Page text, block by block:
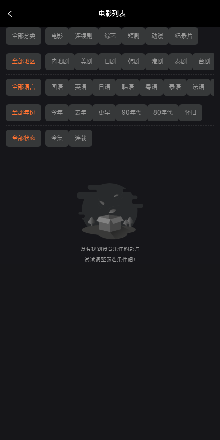
电影列表
电影列表
全部分类 电影 连续剧 综艺 短剧 动漫 纪录片
全部地区 内地剧 美剧 日剧 韩剧 港剧 泰剧 台剧
全部语言 国语 英语 日语 韩语 粤语 泰语 法语
全部年份 今年 去年 更早 90年代 80年代 怀旧
全部状态 全集 连载
没有找到符合条件的影片
试试调整筛选条件吧！